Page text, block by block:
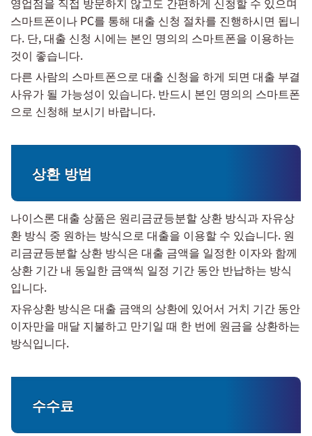
스마트폰이나 PC를 통해 대출 신청 절차를 진행하시면 됩니
다. 단, 대출 신청 시에는 본인 명의의 스마트폰을 이용하는
것이 좋습니다.
다른 사람의 스마트폰으로 대출 신청을 하게 되면 대출 부결
사유가 될 가능성이 있습니다. 반드시 본인 명의의 스마트폰
으로 신청해 보시기 바랍니다.
상환 방법
나이스론 대출 상품은 원리금균등분할 상환 방식과 자유상
환 방식 중 원하는 방식으로 대출을 이용할 수 있습니다. 원
리금균등분할 상환 방식은 대출 금액을 일정한 이자와 함께
상환 기간 내 동일한 금액씩 일정 기간 동안 반납하는 방식
입니다.
자유상환 방식은 대출 금액의 상환에 있어서 거치 기간 동안
이자만을 매달 지불하고 만기일 때 한 번에 원금을 상환하는
방식입니다.
수수료